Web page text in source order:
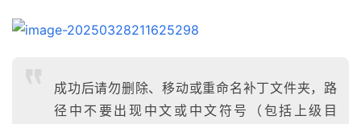
成功后请勿删除、移动或重命名补丁文件夹，路
径中不要出现中文或中文符号（包括上级目